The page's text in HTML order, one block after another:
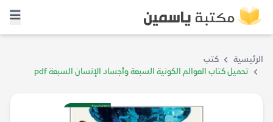
الرئيسية
كتب
تحميل كتاب العوالم الكونية السبعة وأجساد الإنسان السبعة pdf